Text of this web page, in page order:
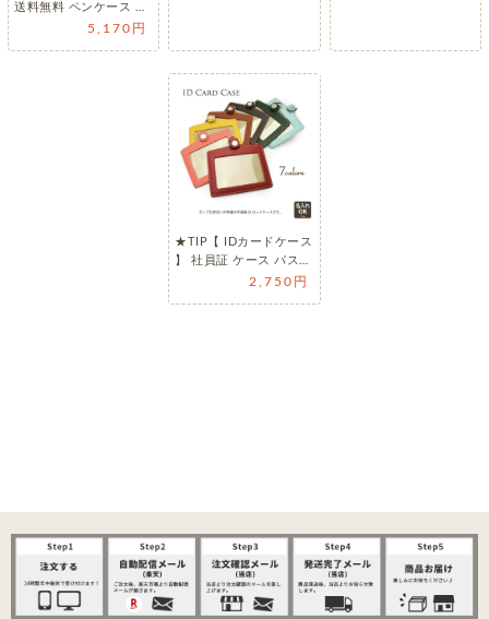
送料無料 ペンケース お
しゃれ かわいい 大容
5,170円
★TIP【 IDカードケース
】 社員証 ケース パスケ
ース 幼稚園の名札用…
2,750円